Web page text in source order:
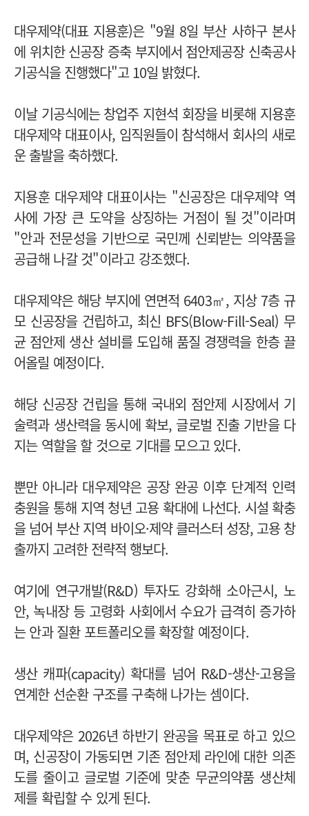
대우제약(대표 지용훈)은 "9월 8일 부산 사하구 본사
에 위치한 신공장 증축 부지에서 점안제공장 신축공사
기공식을 진행했다"고 10일 밝혔다.
이날 기공식에는 창업주 지현석 회장을 비롯해 지용훈
대우제약 대표이사, 임직원들이 참석해서 회사의 새로
운 출발을 축하했다.
지용훈 대우제약 대표이사는 "신공장은 대우제약 역
사에 가장 큰 도약을 상징하는 거점이 될 것"이라며
"안과 전문성을 기반으로 국민께 신뢰받는 의약품을
공급해 나갈 것"이라고 강조했다.
대우제약은 해당 부지에 연면적 6403㎡, 지상 7층 규
모 신공장을 건립하고, 최신 BFS(Blow-Fill-Seal) 무
균 점안제 생산 설비를 도입해 품질 경쟁력을 한층 끌
어올릴 예정이다.
해당 신공장 건립을 통해 국내외 점안제 시장에서 기
술력과 생산력을 동시에 확보, 글로벌 진출 기반을 다
지는 역할을 할 것으로 기대를 모으고 있다.
뿐만 아니라 대우제약은 공장 완공 이후 단계적 인력
충원을 통해 지역 청년 고용 확대에 나선다. 시설 확충
을 넘어 부산 지역 바이오·제약 클러스터 성장, 고용 창
출까지 고려한 전략적 행보다.
여기에 연구개발(R&D) 투자도 강화해 소아근시, 노
안, 녹내장 등 고령화 사회에서 수요가 급격히 증가하
는 안과 질환 포트폴리오를 확장할 예정이다.
생산 캐파(capacity) 확대를 넘어 R&D-생산-고용을
연계한 선순환 구조를 구축해 나가는 셈이다.
대우제약은 2026년 하반기 완공을 목표로 하고 있으
며, 신공장이 가동되면 기존 점안제 라인에 대한 의존
도를 줄이고 글로벌 기준에 맞춘 무균의약품 생산체
제를 확립할 수 있게 된다.